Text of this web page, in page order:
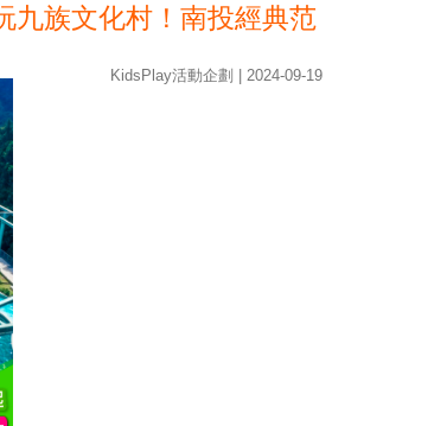
九族文化村！南投經典范
KidsPlay活動企劃 | 2024-09-19